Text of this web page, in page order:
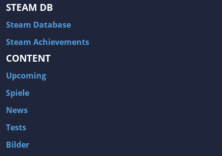
STEAM DB
Steam Database
Steam Achievements
CONTENT
Upcoming
Spiele
News
Tests
Bilder